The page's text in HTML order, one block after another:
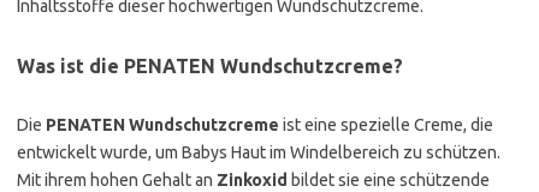
Inhaltsstoffe dieser hochwertigen Wundschutzcreme.
Was ist die PENATEN Wundschutzcreme?
Die PENATEN Wundschutzcreme ist eine spezielle Creme, die
entwickelt wurde, um Babys Haut im Windelbereich zu schützen.
Mit ihrem hohen Gehalt an Zinkoxid bildet sie eine schützende